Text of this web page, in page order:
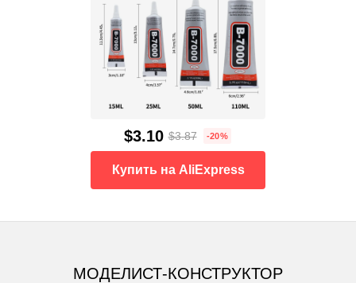
$3.10 $3.87 -20%
Купить на AliExpress
МОДЕЛИСТ-КОНСТРУКТОР